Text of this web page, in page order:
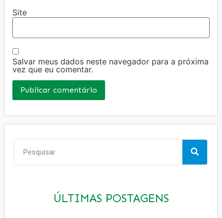
Site
Salvar meus dados neste navegador para a próxima
vez que eu comentar.
ÚLTIMAS POSTAGENS